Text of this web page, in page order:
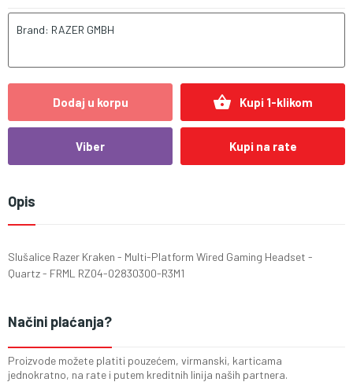
Brand: RAZER GMBH
Dodaj u korpu shopping_basket Kupi 1-klikom
Viber Kupi na rate
Opis
Slušalice Razer Kraken - Multi-Platform Wired Gaming Headset -
Quartz - FRML RZ04-02830300-R3M1
Načini plaćanja?
Proizvode možete platiti pouzećem, virmanski, karticama
jednokratno, na rate i putem kreditnih linija naših partnera.